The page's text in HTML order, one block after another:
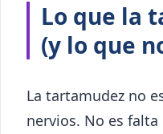
Lo que la
(y lo que
La tartamudez no
nervios. No es